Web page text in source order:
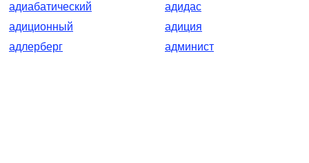
адиабатический
адидас
адиционный
адиция
адлерберг
админист